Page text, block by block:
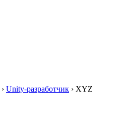
› Unity-разработчик › XYZ